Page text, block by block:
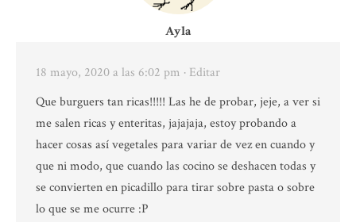
Ayla
18 mayo, 2020 a las 6:02 pm · Editar
Que burguers tan ricas!!!!! Las he de probar, jeje, a ver si
me salen ricas y enteritas, jajajaja, estoy probando a
hacer cosas así vegetales para variar de vez en cuando y
que ni modo, que cuando las cocino se deshacen todas y
se convierten en picadillo para tirar sobre pasta o sobre
lo que se me ocurre :P